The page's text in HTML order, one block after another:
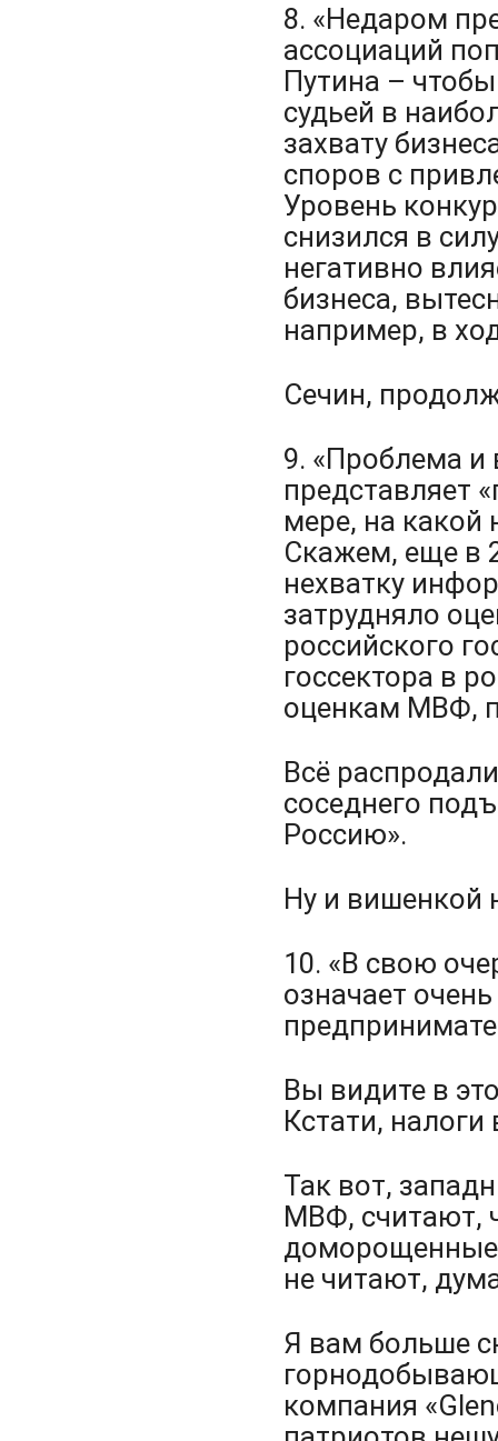
8. «Недаром
ассоциаций
Путина –
судьей в
захвату
споров с
Уровень
снизился в
негативно
бизнеса,
например, в
Сечин,
9. «Проблема и
представляет
мере, на какой
Скажем, еще в
нехватку
затрудняло
российского
госсектора в
оценкам МВФ,
Всё
соседнего
Россию».
Ну и вишенкой
10. «В свою
означает
Вы видите в
Кстати,
Так вот,
МВФ, считают,
доморощенные
не читают,
Я вам больше
компания «